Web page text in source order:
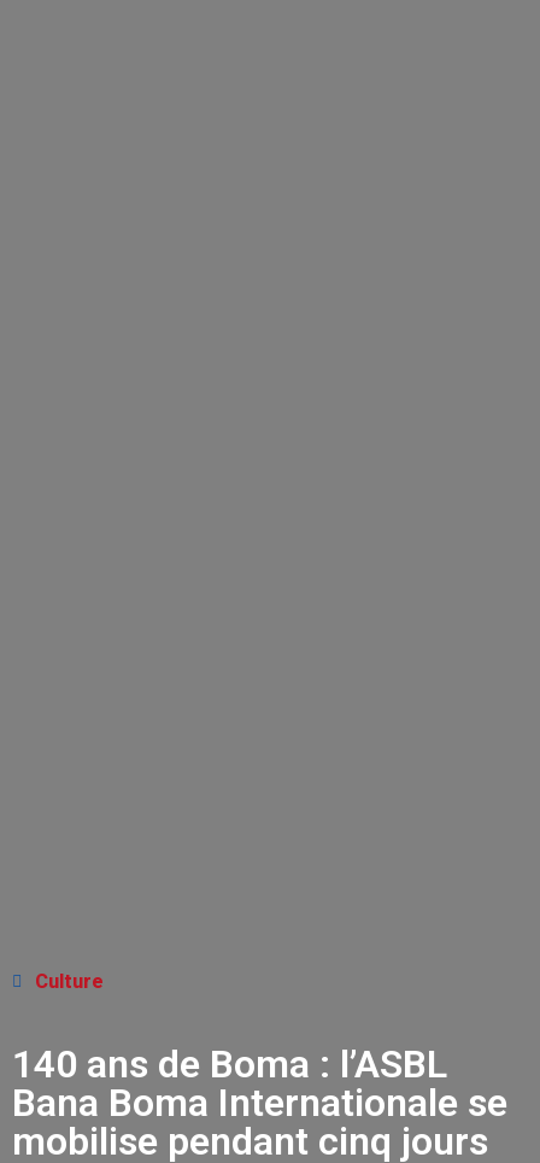
Culture
140 ans de Boma : l’ASBL
Bana Boma Internationale se
mobilise pendant cinq jours